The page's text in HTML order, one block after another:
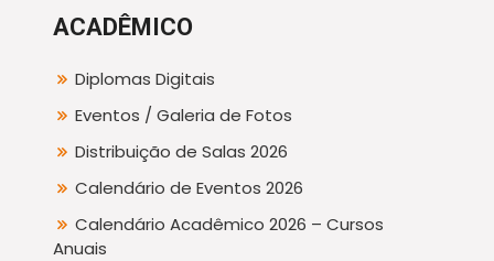
ACADÊMICO
Diplomas Digitais
Eventos / Galeria de Fotos
Distribuição de Salas 2026
Calendário de Eventos 2026
Calendário Acadêmico 2026 – Cursos
Anuais